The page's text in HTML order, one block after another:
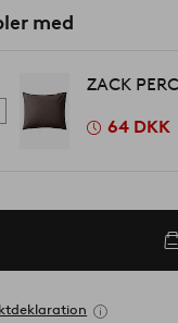
med
ZACK
64 DKK